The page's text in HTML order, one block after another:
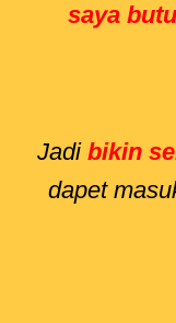
saya
Jadi bikin
dapet